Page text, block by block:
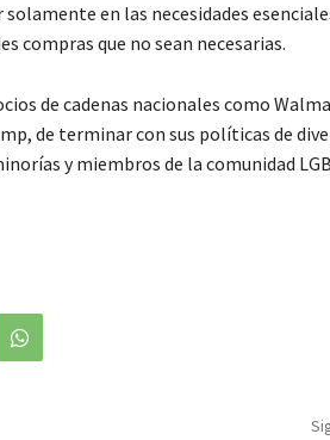
en las necesidades
compras que no sean necesarias.
de cadenas nacionales como
de terminar con sus políticas de
y miembros de la comunidad